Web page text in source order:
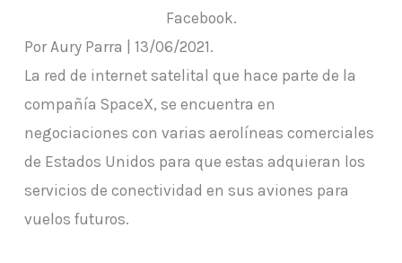
Facebook.
Por Aury Parra | 13/06/2021.
La red de internet satelital que hace parte de la
compañía SpaceX, se encuentra en
negociaciones con varias aerolíneas comerciales
de Estados Unidos para que estas adquieran los
servicios de conectividad en sus aviones para
vuelos futuros.